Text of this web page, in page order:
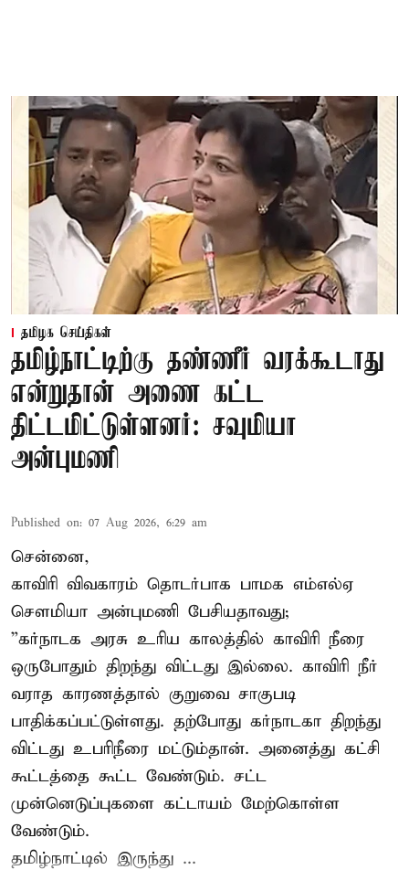
தமிழக செய்திகள்
தமிழ்நாட்டிற்கு தண்ணீர் வரக்கூடாது
என்றுதான் அணை கட்ட
திட்டமிட்டுள்ளனர்: சவுமியா
அன்புமணி
Published on: 07 Aug 2026, 6:29 am
சென்னை,
காவிரி விவகாரம் தொடர்பாக பாமக எம்எல்ஏ
சௌமியா அன்புமணி பேசியதாவது;
”கர்நாடக அரசு உரிய காலத்தில் காவிரி நீரை
ஒருபோதும் திறந்து விட்டது இல்லை. காவிரி நீர்
வராத காரணத்தால் குறுவை சாகுபடி
பாதிக்கப்பட்டுள்ளது. தற்போது கர்நாடகா திறந்து
விட்டது உபரிநீரை மட்டும்தான். அனைத்து கட்சி
கூட்டத்தை கூட்ட வேண்டும். சட்ட
முன்னெடுப்புகளை கட்டாயம் மேற்கொள்ள
வேண்டும்.
தமிழ்நாட்டில் இருந்து ...